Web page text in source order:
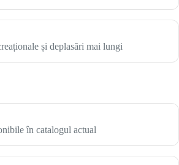
și deplasări mai lungi
în catalogul actual